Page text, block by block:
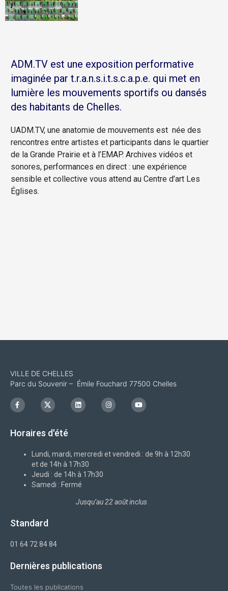
ADM.TV est une exposition performative
imaginée par t.r.a.n.s.i.t.s.c.a.p.e. qui met en
lumière les mouvements sportifs ou dansés
des habitants de Chelles.
UADM.TV, une anatomie de mouvements est née des
rencontres entre artistes et participants dans le quartier
de la Grande Prairie et à l’EMAP. Archives vidéos et
sonores, performances en direct : une expérience
sensible et collective vous attend au Centre d’art Les
Églises.
VILLE DE CHELLES
Parc du Souvenir – Émile Fouchard 77500 Chelles
F
a
c
o
I
c
o
x
L
i
n
I
n
s
m
Y
o
u
Horaires d'été
Lundi, mardi, mercredi et vendredi : de 9h à 12h30
et de 14h à 17h30
Jeudi : de 14h à 17h30
Samedi : Fermé
Jusqu’au 22 août inclus
Standard
01 64 72 84 84
Dernières publications
Toutes les publications